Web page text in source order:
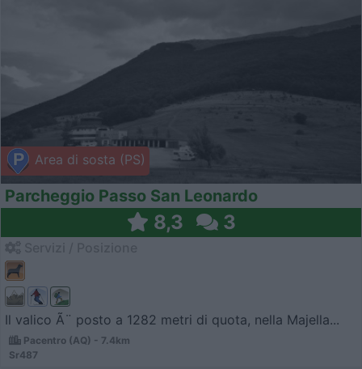
Area di sosta (PS)
Parcheggio Passo San Leonardo
8,3 3
Il valico Ã¨ posto a 1282 metri di quota, nella Majella...
Pacentro (AQ) - 7.4km
Sr487